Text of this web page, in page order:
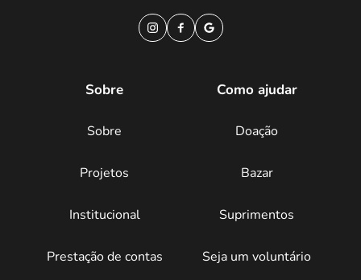
Sobre
Sobre
Projetos
Institucional
Prestação de contas
Como ajudar
Doação
Bazar
Suprimentos
Seja um voluntário